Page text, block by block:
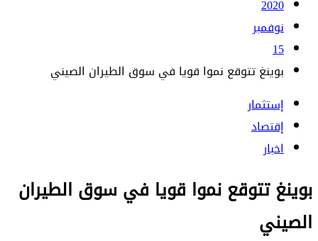
2020
نوفمبر
15
بوينغ تتوقع نموا قويا في سوق الطيران الصيني
إستثمار
إقتصاد
اخبار
بوينغ تتوقع نموا قويا في سوق الطيران
الصيني